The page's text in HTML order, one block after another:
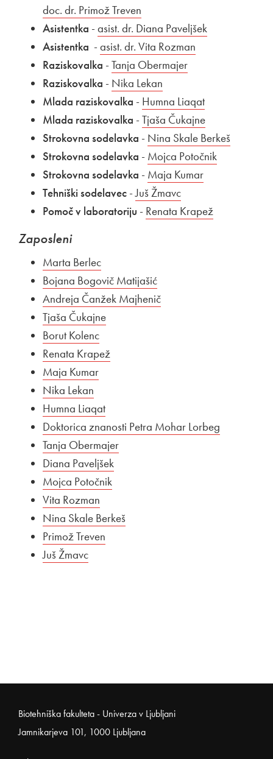
Zunanja povezava na
doc. dr. Primož Treven
Asistentka -Zunanja povezava na
asist. dr. Diana Paveljšek
Asistentka -Zunanja povezava na
asist. dr. Vita Rozman
Raziskovalka -Zunanja povezava na
Tanja Obermajer
Raziskovalka - Zunanja povezava na
Nika Lekan
Mlada raziskovalka - Zunanja povezava na
Humna Liaqat
Mlada raziskovalka -Zunanja povezava na
Tjaša Čukajne
Strokovna sodelavka - Zunanja povezava na
Nina Skale Berkeš
Strokovna sodelavka - Zunanja povezava na
Mojca Potočnik
Strokovna sodelavka - Zunanja povezava na
Maja Kumar
Tehniški sodelavec -Zunanja povezava na
Juš Žmavc
Pomoč v laboratoriju - Zunanja povezava na
Renata Krapež
Zaposleni
Marta Berlec
Bojana Bogovič Matijašić
Andreja Čanžek Majhenič
Tjaša Čukajne
Borut Kolenc
Renata Krapež
Maja Kumar
Nika Lekan
Humna Liaqat
Doktorica znanosti Petra Mohar Lorbeg
Tanja Obermajer
Diana Paveljšek
Mojca Potočnik
Vita Rozman
Nina Skale Berkeš
Primož Treven
Juš Žmavc
Noga strani
Biotehniška fakulteta - Univerza v Ljubljani
Jamnikarjeva 101, 1000 Ljubljana